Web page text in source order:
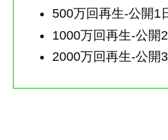
500万回再生-公開1
1000万回再生-公開
2000万回再生-公開